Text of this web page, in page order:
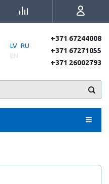
LV RU
EN
+371 67244008
+371 67271055
+371 26002793